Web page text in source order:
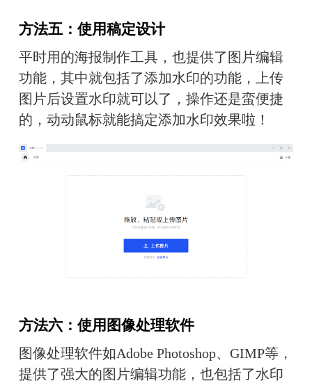
方法五：使用稿定设计
平时用的海报制作工具，也提供了图片编辑
功能，其中就包括了添加水印的功能，上传
图片后设置水印就可以了，操作还是蛮便捷
的，动动鼠标就能搞定添加水印效果啦！
方法六：使用图像处理软件
图像处理软件如Adobe Photoshop、GIMP等，
提供了强大的图片编辑功能，也包括了水印